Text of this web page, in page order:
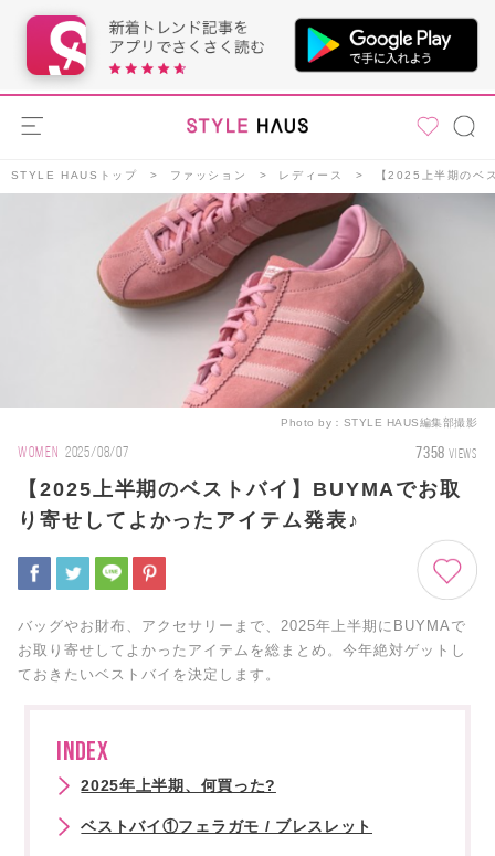
STYLE HAUSトップ ファッション レディース 【2025上半期のベ
Photo by： STYLE HAUS編集部撮影
WOMEN 2025/08/07 7358 VIEWS
【2025上半期のベストバイ】BUYMAでお取
り寄せしてよかったアイテム発表♪
バッグやお財布、アクセサリーまで、2025年上半期にBUYMAで
お取り寄せしてよかったアイテムを総まとめ。今年絶対ゲットし
ておきたいベストバイを決定します。
INDEX
2025年上半期、何買った?
ベストバイ①フェラガモ / ブレスレット